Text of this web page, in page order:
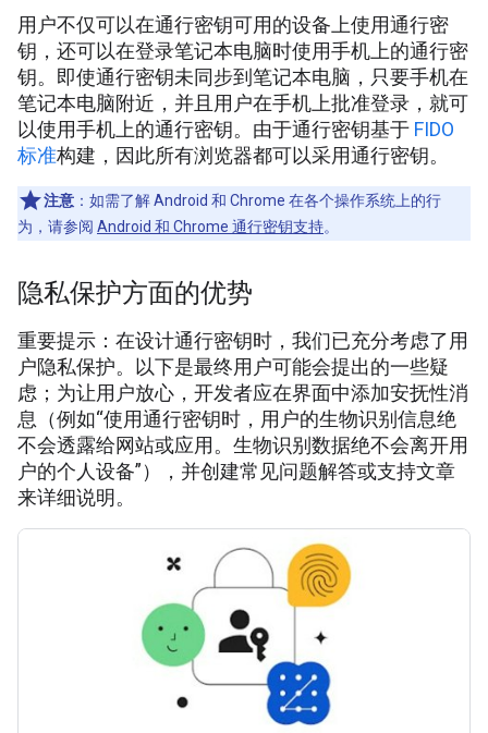
用户不仅可以在通行密钥可用的设备上使用通行密
钥，还可以在登录笔记本电脑时使用手机上的通行密
钥。即使通行密钥未同步到笔记本电脑，只要手机在
笔记本电脑附近，并且用户在手机上批准登录，就可
以使用手机上的通行密钥。由于通行密钥基于 FIDO
标准构建，因此所有浏览器都可以采用通行密钥。
注意 ：如需了解 Android 和 Chrome 在各个操作系统上的行
为，请参阅 Android 和 Chrome 通行密钥支持。
隐私保护方面的优势
重要提示：在设计通行密钥时，我们已充分考虑了用
户隐私保护。以下是最终用户可能会提出的一些疑
虑；为让用户放心，开发者应在界面中添加安抚性消
息（例如“使用通行密钥时，用户的生物识别信息绝
不会透露给网站或应用。生物识别数据绝不会离开用
户的个人设备”），并创建常见问题解答或支持文章
来详细说明。